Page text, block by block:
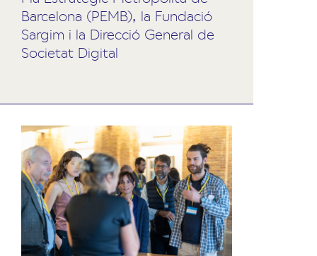
Barcelona (PEMB), la Fundació
Sargim i la Direcció General de
Societat Digital